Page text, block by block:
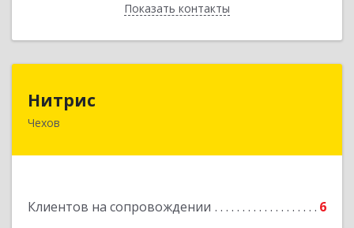
Показать контакты
Назад
Нитрис
Чехов
Клиентов на сопровождении 6
142350, Московская обл, Чехов м.о., Столбовая